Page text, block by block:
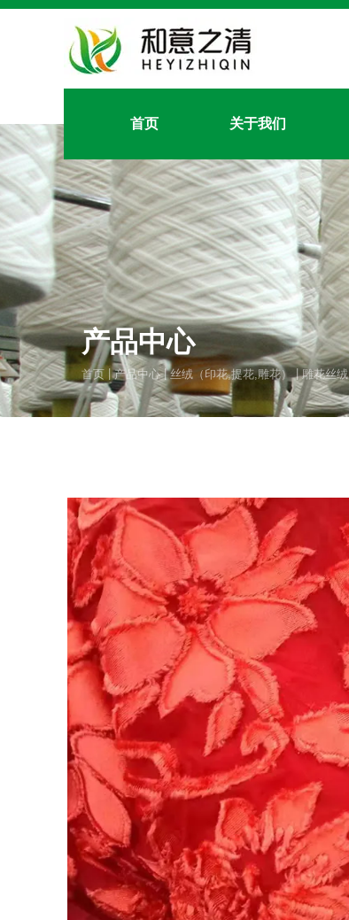
首页 关于我们
产品中心
首页 |产品中心 |丝绒（印花,提花,雕花） |雕花丝绒